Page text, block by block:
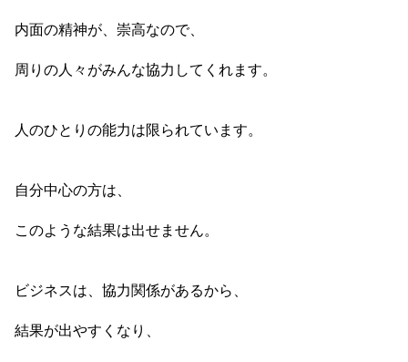
内面の精神が、崇高なので、
周りの人々がみんな協力してくれます。
人のひとりの能力は限られています。
自分中心の方は、
このような結果は出せません。
ビジネスは、協力関係があるから、
結果が出やすくなり、